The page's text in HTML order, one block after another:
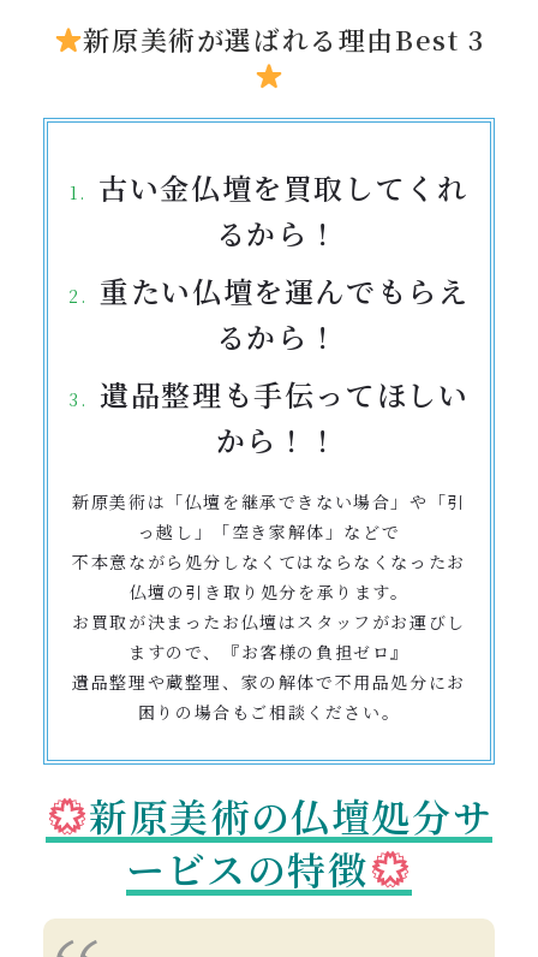
新原美術が選ばれる理由Best 3
古い金仏壇を買取してくれ
るから！
重たい仏壇を運んでもらえ
るから！
遺品整理も手伝ってほしい
から！！
新原美術は「仏壇を継承できない場合」や「引
っ越し」「空き家解体」などで
不本意ながら処分しなくてはならなくなったお
仏壇の引き取り処分を承ります。
お買取が決まったお仏壇はスタッフがお運びし
ますので、『お客様の負担ゼロ』
遺品整理や蔵整理、家の解体で不用品処分にお
困りの場合もご相談ください。
新原美術の仏壇処分サ
ービスの特徴